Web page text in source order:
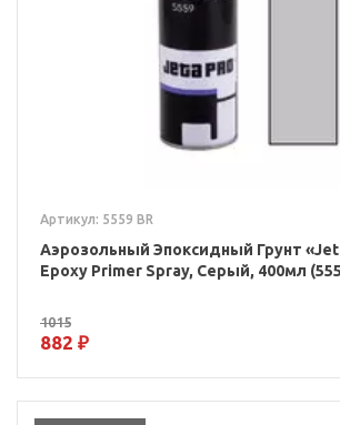
Артикул: 5559 BR
Аэрозольный Эпоксидный Грунт
Epoxy Primer Spray, Серый, 400мл
1015
882 ₽